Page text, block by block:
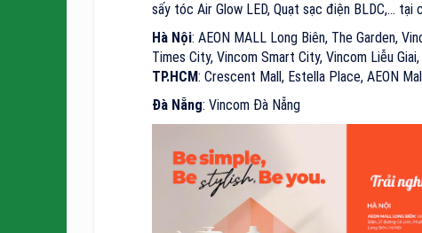
sấy tóc Air Glow LED, Quạt sạc điện BLDC,... tại
Hà Nội: AEON MALL Long Biên, The Garden,
Times City, Vincom Smart City, Vincom Liễu
TP.HCM: Crescent Mall, Estella Place, AEON
Đà Nẵng: Vincom Đà Nẵng